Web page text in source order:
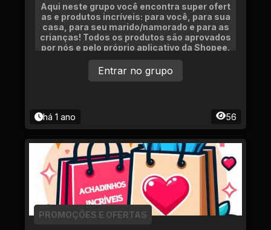
Aqui neste grupo você encontra super ofert
as e produtos incríveis: para você, para sua
casa, para seu marido/namorado e para as
crianças! Todos os produtos são aprovados
por nós e pelo próprio aplicativo da Shopee.
Espero que gostem.
há 1 ano 56
Entrar no grupo
PROMOÇÕES E OFERTAS